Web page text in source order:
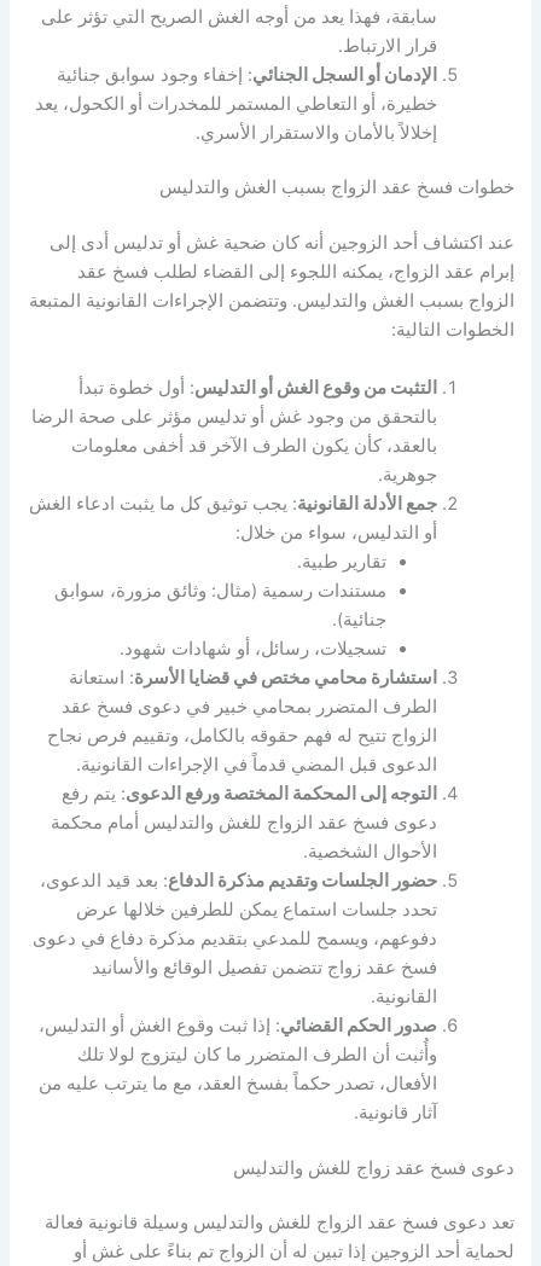
سابقة، فهذا يعد من أوجه الغش الصريح التي تؤثر على
قرار الارتباط.
الإدمان أو السجل الجنائي: إخفاء وجود سوابق جنائية
خطيرة، أو التعاطي المستمر للمخدرات أو الكحول، يعد
إخلالاً بالأمان والاستقرار الأسري.
خطوات فسخ عقد الزواج بسبب الغش والتدليس
عند اكتشاف أحد الزوجين أنه كان ضحية غش أو تدليس أدى إلى
إبرام عقد الزواج، يمكنه اللجوء إلى القضاء لطلب فسخ عقد
الزواج بسبب الغش والتدليس. وتتضمن الإجراءات القانونية المتبعة
الخطوات التالية:
التثبت من وقوع الغش أو التدليس: أول خطوة تبدأ
بالتحقق من وجود غش أو تدليس مؤثر على صحة الرضا
بالعقد، كأن يكون الطرف الآخر قد أخفى معلومات
جوهرية.
جمع الأدلة القانونية: يجب توثيق كل ما يثبت ادعاء الغش
أو التدليس، سواء من خلال:
تقارير طبية.
مستندات رسمية (مثال: وثائق مزورة، سوابق
جنائية).
تسجيلات، رسائل، أو شهادات شهود.
استشارة محامي مختص في قضايا الأسرة: استعانة
الطرف المتضرر بمحامي خبير في دعوى فسخ عقد
الزواج تتيح له فهم حقوقه بالكامل، وتقييم فرص نجاح
الدعوى قبل المضي قدماً في الإجراءات القانونية.
التوجه إلى المحكمة المختصة ورفع الدعوى: يتم رفع
دعوى فسخ عقد الزواج للغش والتدليس أمام محكمة
الأحوال الشخصية.
حضور الجلسات وتقديم مذكرة الدفاع: بعد قيد الدعوى،
تحدد جلسات استماع يمكن للطرفين خلالها عرض
دفوعهم، ويسمح للمدعي بتقديم مذكرة دفاع في دعوى
فسخ عقد زواج تتضمن تفصيل الوقائع والأسانيد
القانونية.
صدور الحكم القضائي: إذا ثبت وقوع الغش أو التدليس،
وأُثبت أن الطرف المتضرر ما كان ليتزوج لولا تلك
الأفعال، تصدر حكماً بفسخ العقد، مع ما يترتب عليه من
آثار قانونية.
دعوى فسخ عقد زواج للغش والتدليس
تعد دعوى فسخ عقد الزواج للغش والتدليس وسيلة قانونية فعالة
لحماية أحد الزوجين إذا تبين له أن الزواج تم بناءً على غش أو